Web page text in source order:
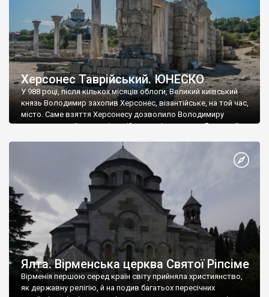
Херсонес Таврійський. ЮНЕСКО
У 988 році, після кількох місяців облоги, Великий київський
князь Володимир захопив Херсонес, візантійське, на той час,
місто. Саме взяття Херсонесу дозволило Володимиру
диктувати свої умови візантійському імператору Василю ІІ, та
Херсонесі Володимир-язичник, став Василем-християнином.
А потім було Хрещення Русі. На честь Херсонесу Таврійського
Ялта. Вірменська церква Святої Ріпсіме
Вірменія першою серед країн світу прийняла християнство,
як державну релігію, й на подив багатьох пересічних